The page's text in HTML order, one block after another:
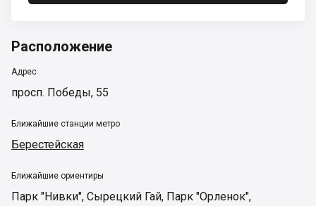
Расположение
Адрес
просп. Победы, 55
Ближайшие станции метро
Берестейская
Ближайшие ориентиры
Парк "Нивки", Сырецкий Гай, Парк "Орленок",